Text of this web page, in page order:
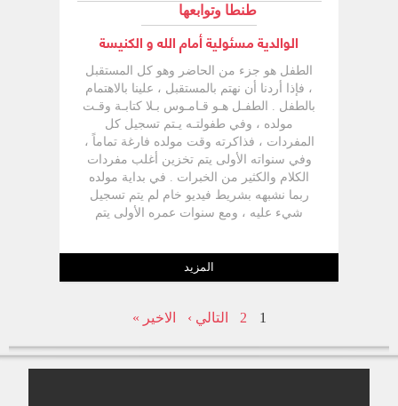
طنطا وتوابعها
الوالدية مسئولية أمام الله و الكنيسة
الطفل هو جزء من الحاضر وهو كل المستقبل
، فإذا أردنا أن نهتم بالمستقبل ، علينا بالاهتمام
بالطفل . الطفـل هـو قـامـوس بـلا كتابـة وقـت
مولده ، وفي طفولتـه يـتم تسجيل كل
المفردات ، فذاكرته وقت مولده فارغة تماماً ،
وفي سنواته الأولى يتم تخزين أغلب مفردات
الكلام والكثير من الخبرات . في بداية مولده
ربما نشبهه بشريط فيديو خام لم يتم تسجيل
شيء عليه ، ومع سنوات عمره الأولى يتم
والاجتماعي والعلمي والمعرفي ، بل والأبدي .
ومن هنا ندرك أهمية الاهتمام بالطفل ، حيث
والمجتمع والكنيسة والأسرة ) . لقد تعلمت
أغلبها م ن خلال القراءات ، وبعضها من خلال
معاملات الآخرين ، لقد تعايشت وتعلمت من
المزيد
1
2 التالي › الاخير »